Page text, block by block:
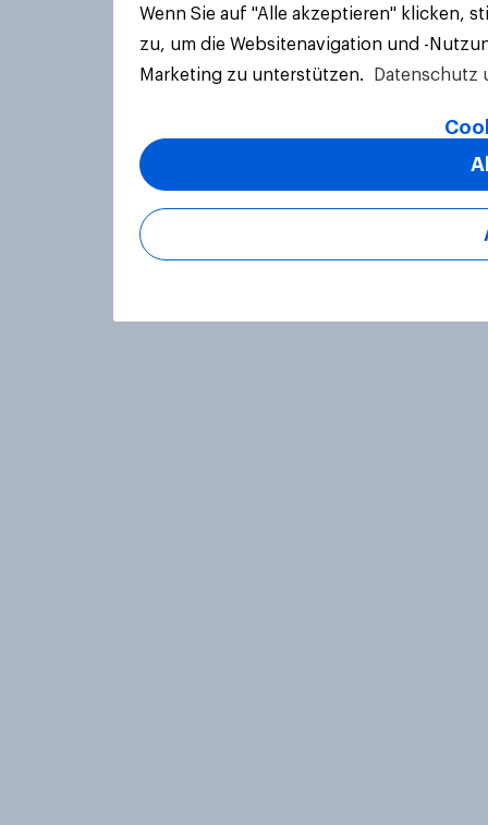
Wenn Sie auf "Alle akzeptieren" klicken,
zu, um die Websitenavigation und -
Marketing zu unterstützen.
Datenschutz